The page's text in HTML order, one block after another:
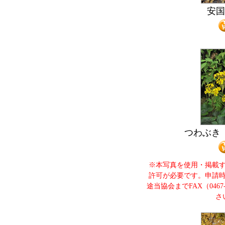
安
つわぶき
※本写真を使用・掲載
許可が必要です。申請
途当協会までFAX（
さ